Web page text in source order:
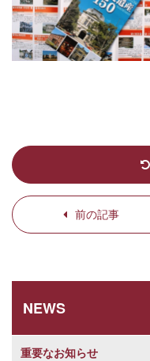
前の記事
NEWS
重要なお知らせ